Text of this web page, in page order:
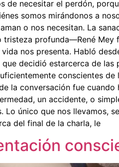
de necesitar el perdón,
somos mirándonos a
o nos necesitan. La
tristeza profunda—René Mey
nos presenta. Habló
decidió estarcerca de las
conscientes de
la conversación fue cuando
un accidente, o
único que nos llevamos,
del final de la charla, le